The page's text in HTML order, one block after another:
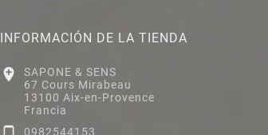
INFORMACIÓN DE LA TIENDA

SAPONE & SENS
67 Cours Mirabeau
13100 Aix-en-Provence
Francia
0982544153